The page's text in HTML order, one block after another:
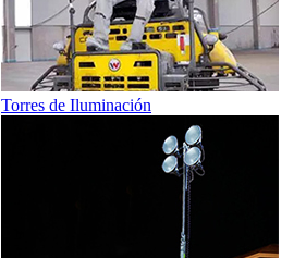
Torres de Iluminación